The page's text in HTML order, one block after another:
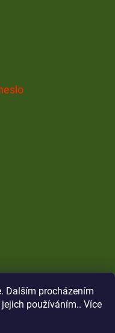
Dalším procházením
používáním.. Více